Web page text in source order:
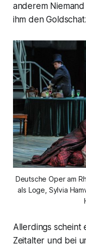
anderem
ihm den
Deutsche Oper am
als Loge, Sylvia
Allerdings scheint
Zeitalter und bei